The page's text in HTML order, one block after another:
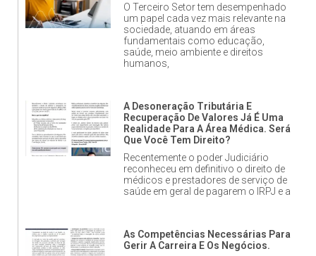
O Terceiro Setor tem desempenhado
um papel cada vez mais relevante na
sociedade, atuando em áreas
fundamentais como educação,
saúde, meio ambiente e direitos
humanos,
A Desoneração Tributária E
Recuperação De Valores Já É Uma
Realidade Para A Área Médica. Será
Que Você Tem Direito?
Recentemente o poder Judiciário
reconheceu em definitivo o direito de
médicos e prestadores de serviço de
saúde em geral de pagarem o IRPJ e a
As Competências Necessárias Para
Gerir A Carreira E Os Negócios.